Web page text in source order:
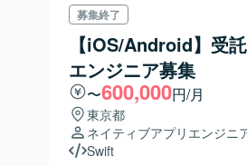
管理：Backlog 開発環境：
ンフラ：AWS・GCP（
Slack・MetaLife
募集終了
【iOS/Android】受
エンジニア募集
〜600,000円/月
東京都
ネイティブアプリエンジニ
Swift